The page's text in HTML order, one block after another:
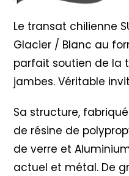
Le transat chilienne
Glacier / Blanc au
parfait soutien de la
jambes. Véritable
Sa structure,
de résine de
de verre et
actuel et métal. De